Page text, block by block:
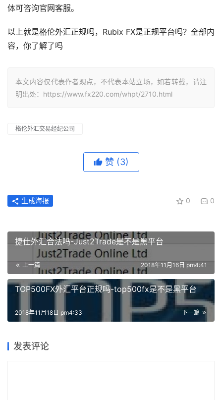
体可咨询官网客服。
以上就是格伦外汇正规吗，Rubix FX是正规平台吗？全部内
容，你了解了吗
本文内容仅代表作者观点，不代表本站立场，如若转载，请注
明出处：https://www.fx220.com/whpt/2710.html
格伦外汇交易经纪公司
赞 (3)
0 0
生成海报
捷仕外汇合法吗-Just2Trade是不是黑平台
上一篇 2018年11月16日 pm4:41
TOP500FX外汇平台正规吗-top500fx是不是黑平台
下一篇
2018年11月18日 pm4:33
发表评论